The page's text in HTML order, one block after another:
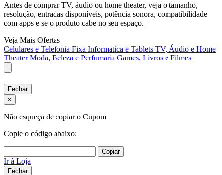
Antes de comprar TV, áudio ou home theater, veja o tamanho,
resolução, entradas disponíveis, potência sonora, compatibilidade
com apps e se o produto cabe no seu espaço.
Veja Mais Ofertas
Celulares e Telefonia Fixa Informática e Tablets TV, Áudio e Home
TheaterModa, Beleza e Perfumaria Games, Livros e Filmes
Fechar
×
Não esqueça de copiar o Cupom
Copie o código abaixo:
Copiar
Ir à Loja
Fechar